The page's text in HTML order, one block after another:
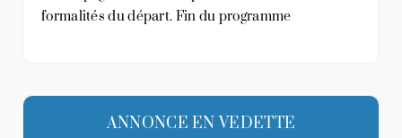
formalités du départ. Fin du programme
ANNONCE EN VEDETTE